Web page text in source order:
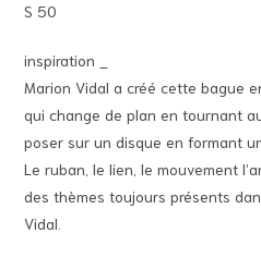
S 50
inspiration _
Marion Vidal a créé cette bague
qui change de plan en tournant
poser sur un disque en formant
Le ruban, le lien, le mouvement
des thèmes toujours présents
Vidal.